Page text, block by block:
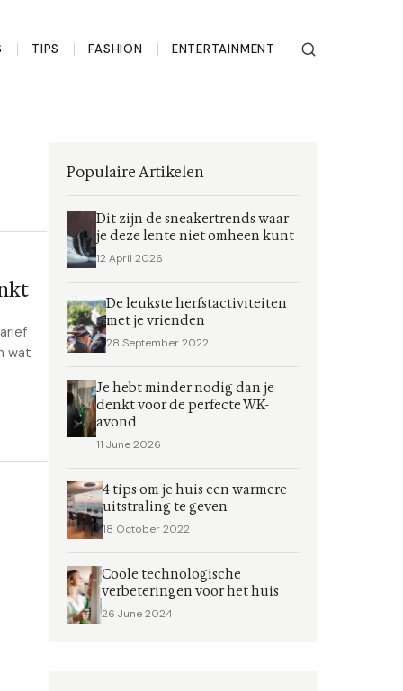
TIPS FASHION ENTERTAINMENT
wat
Populaire Artikelen
Dit zijn de sneakertrends waar
je deze lente niet omheen kunt
12 April 2026
De leukste herfstactiviteiten
met je vrienden
28 September 2022
Je hebt minder nodig dan je
denkt voor de perfecte WK-
avond
11 June 2026
4 tips om je huis een warmere
uitstraling te geven
18 October 2022
Coole technologische
verbeteringen voor het huis
26 June 2024